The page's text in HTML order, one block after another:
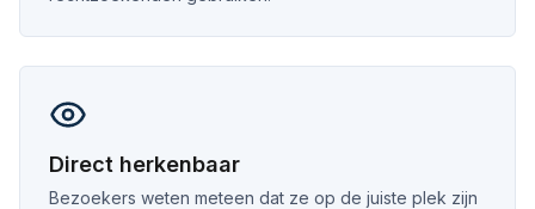
Direct herkenbaar
Bezoekers weten meteen dat ze op de juiste plek zijn